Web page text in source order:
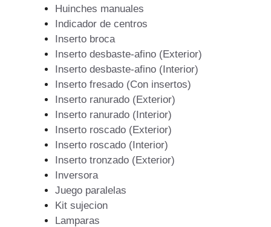
Huinches manuales
Indicador de centros
Inserto broca
Inserto desbaste-afino (Exterior)
Inserto desbaste-afino (Interior)
Inserto fresado (Con insertos)
Inserto ranurado (Exterior)
Inserto ranurado (Interior)
Inserto roscado (Exterior)
Inserto roscado (Interior)
Inserto tronzado (Exterior)
Inversora
Juego paralelas
Kit sujecion
Lamparas